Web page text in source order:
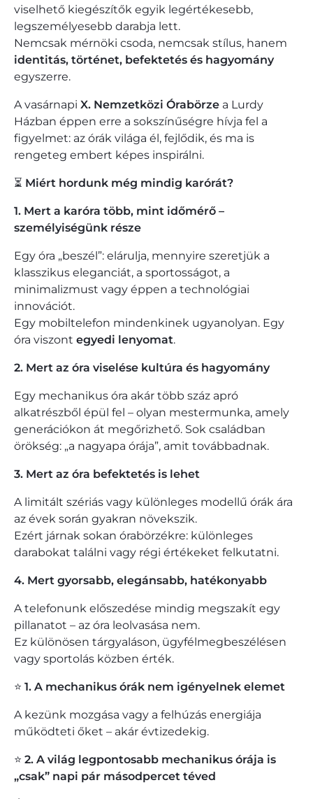
viselhető kiegészítők egyik legértékesebb,
legszemélyesebb darabja lett.
Nemcsak mérnöki csoda, nemcsak stílus, hanem
identitás, történet, befektetés és hagyomány
egyszerre.
A vasárnapi X. Nemzetközi Órabörze a Lurdy
Házban éppen erre a sokszínűségre hívja fel a
figyelmet: az órák világa él, fejlődik, és ma is
rengeteg embert képes inspirálni.
⏳ Miért hordunk még mindig karórát?
1. Mert a karóra több, mint időmérő –
személyiségünk része
Egy óra „beszél”: elárulja, mennyire szeretjük a
klasszikus eleganciát, a sportosságot, a
minimalizmust vagy éppen a technológiai
innovációt.
Egy mobiltelefon mindenkinek ugyanolyan. Egy
óra viszont egyedi lenyomat.
2. Mert az óra viselése kultúra és hagyomány
Egy mechanikus óra akár több száz apró
alkatrészből épül fel – olyan mestermunka, amely
generációkon át megőrizhető. Sok családban
örökség: „a nagyapa órája”, amit továbbadnak.
3. Mert az óra befektetés is lehet
A limitált szériás vagy különleges modellű órák ára
az évek során gyakran növekszik.
Ezért járnak sokan órabörzékre: különleges
darabokat találni vagy régi értékeket felkutatni.
4. Mert gyorsabb, elegánsabb, hatékonyabb
A telefonunk előszedése mindig megszakít egy
pillanatot – az óra leolvasása nem.
Ez különösen tárgyaláson, ügyfélmegbeszélésen
vagy sportolás közben érték.
⭐ 1. A mechanikus órák nem igényelnek elemet
A kezünk mozgása vagy a felhúzás energiája
működteti őket – akár évtizedekig.
⭐ 2. A világ legpontosabb mechanikus órája is
„csak” napi pár másodpercet téved